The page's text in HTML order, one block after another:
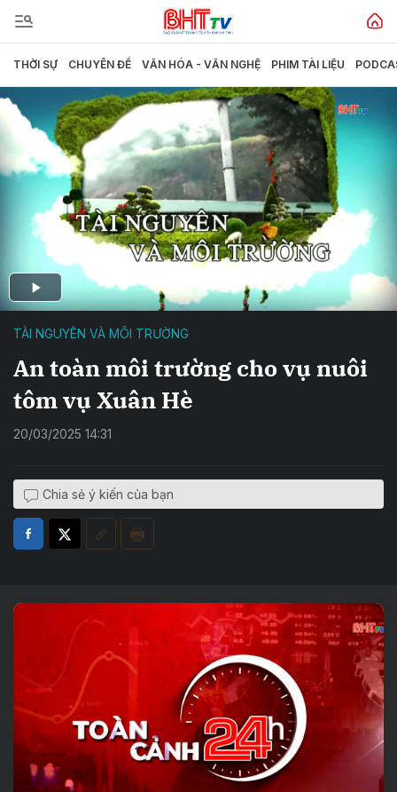
THỜI SỰ CHUYÊN ĐỀ VĂN HÓA - VĂN NGHỆ PHIM TÀI LIỆU
TÀI NGUYÊN VÀ MÔI TRƯỜNG
An toàn môi trường cho vụ nuôi
tôm vụ Xuân Hè
20/03/2025 14:31
Chia sẻ ý kiến của bạn